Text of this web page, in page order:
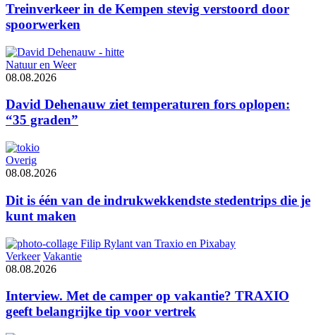
Treinverkeer in de Kempen stevig verstoord door
spoorwerken
Natuur en Weer
08.08.2026
David Dehenauw ziet temperaturen fors oplopen:
“35 graden”
Overig
08.08.2026
Dit is één van de indrukwekkendste stedentrips die je
kunt maken
Verkeer Vakantie
08.08.2026
Interview. Met de camper op vakantie? TRAXIO
geeft belangrijke tip voor vertrek